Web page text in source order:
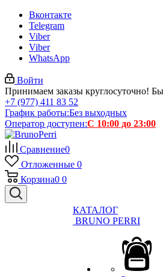
Вконтакте
Telegram
Viber
Viber
WhatsApp
Войти
Принимаем заказы круглосуточно!
+7 (977) 411 83 52
График работы:Без выходных
Оператор доступен:С 10:00 до 23:00
Сравнение0
Отложенные 0
Корзина0 0
КАТАЛОГ
BRUNO PERRI